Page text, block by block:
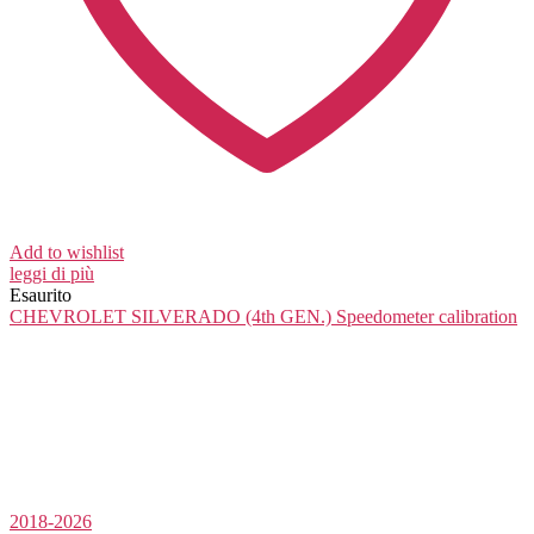
Add to wishlist
leggi di più
Esaurito
CHEVROLET SILVERADO (4th GEN.) Speedometer calibration
2018-2026